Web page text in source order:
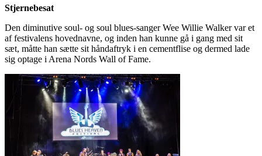
Stjernebesat
Den diminutive soul- og soul blues-sanger Wee Willie Walker var et
af festivalens hovednavne, og inden han kunne gå i gang med sit
sæt, måtte han sætte sit håndaftryk i en cementflise og dermed lade
sig optage i Arena Nords Wall of Fame.